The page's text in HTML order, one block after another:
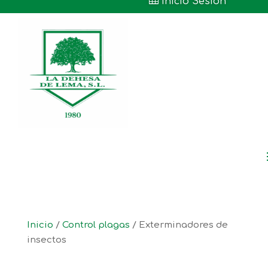
Inicio / Control plagas / Exterminadores de
insectos